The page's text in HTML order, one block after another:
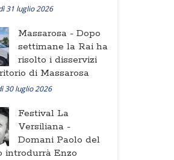
31 luglio 2026
Massarosa - Dopo
settimane la Rai ha
risolto i disservizi
di Massarosa
30 luglio 2026
Festival La
Versiliana -
Domani Paolo del
introdurrà Enzo